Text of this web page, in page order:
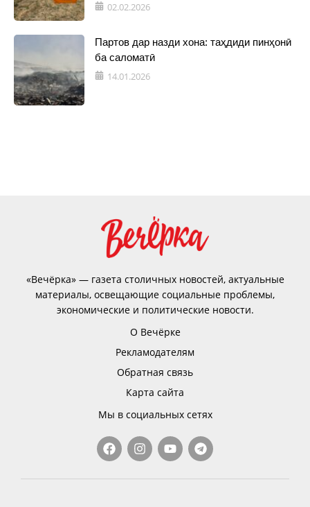
02.02.2026
Партов дар назди хона: таҳдиди пинҳонӣ
ба саломатӣ
14.01.2026
«Вечёрка» — газета столичных новостей, актуальные
материалы, освещающие социальные проблемы,
экономические и политические новости.
О Вечёрке
Рекламодателям
Обратная связь
Карта сайта
Мы в социальных сетях